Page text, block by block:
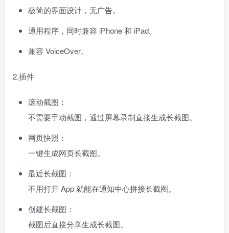
极简的界面设计，无广告。
通用程序，同时兼容 iPhone 和 iPad。
兼容 VoiceOver。
2.插件
滚动截图：
不需要手动截图，通过屏幕录制直接生成长截图。
网页快照：
一键生成网页长截图。
最近长截图：
不用打开 App 就能在通知中心拼接长截图。
创建长截图：
截图后直接分享生成长截图。